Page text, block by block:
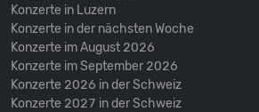
Konzerte in Luzern
Konzerte in der nächsten Woche
Konzerte im August 2026
Konzerte im September 2026
Konzerte 2026 in der Schweiz
Konzerte 2027 in der Schweiz